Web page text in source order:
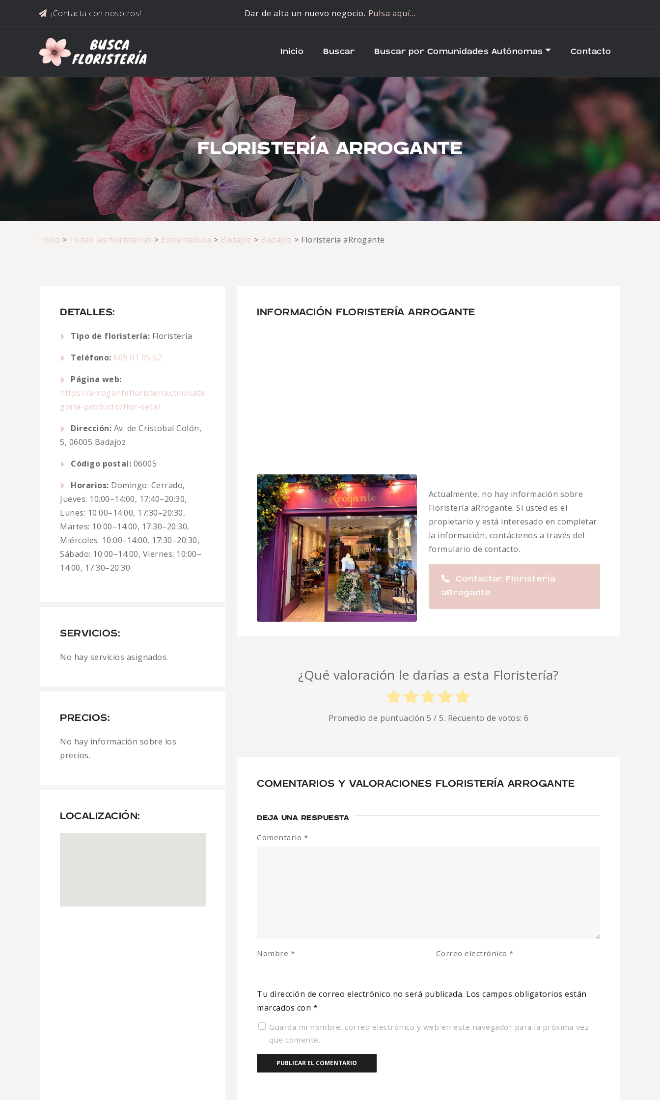
¡Contacta con nosotros! Dar de alta un nuevo negocio. Pulsa aquí…
Inicio Buscar Buscar por Comunidades Autónomas Contacto
FLORISTERÍA ARROGANTE
Inicio > Todas las floristerías > Extremadura > Badajoz > Badajoz > Floristería aRrogante
DETALLES:
Tipo de floristería: Floristería
Teléfono: 669 01 05 52
Página web:
https://arrogantefloristeria.com/cate
goria-producto/flor-seca/
Dirección: Av. de Cristobal Colón,
5, 06005 Badajoz
Código postal: 06005
Horarios: Domingo: Cerrado,
Jueves: 10:00–14:00, 17:40–20:30,
Lunes: 10:00–14:00, 17:30–20:30,
Martes: 10:00–14:00, 17:30–20:30,
Miércoles: 10:00–14:00, 17:30–20:30,
Sábado: 10:00–14:00, Viernes: 10:00–
14:00, 17:30–20:30
SERVICIOS:
No hay servicios asignados.
PRECIOS:
No hay información sobre los
precios.
LOCALIZACIÓN:
INFORMACIÓN FLORISTERÍA ARROGANTE
Actualmente, no hay información sobre
Floristería aRrogante. Si usted es el
propietario y está interesado en completar
la información, contáctenos a través del
formulario de contacto.
Contactar Floristería
aRrogante
¿Qué valoración le darías a esta Floristería?
Promedio de puntuación5 / 5. Recuento de votos:6
COMENTARIOS Y VALORACIONES FLORISTERÍA ARROGANTE
DEJA UNA RESPUESTA
Tu dirección de correo electrónico no será publicada. Los campos obligatorios están
marcados con *
Comentario *
Nombre * Correo electrónico*
Guarda mi nombre, correo electrónico y web en este navegador para la próxima vez
que comente.